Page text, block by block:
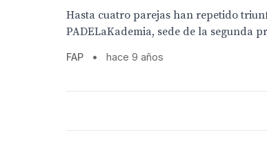
Hasta cuatro parejas han repetido
PADELaKademia, sede de la segunda
FAP • hace 9 años